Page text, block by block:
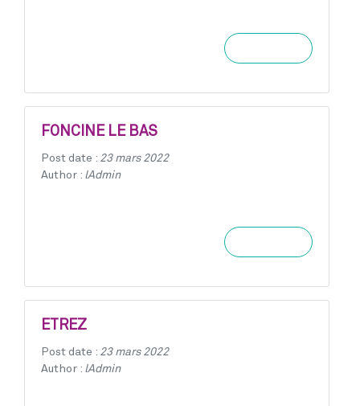
FONCINE LE BAS
Post date : 23 mars 2022
Author : lAdmin
ETREZ
Post date : 23 mars 2022
Author : lAdmin